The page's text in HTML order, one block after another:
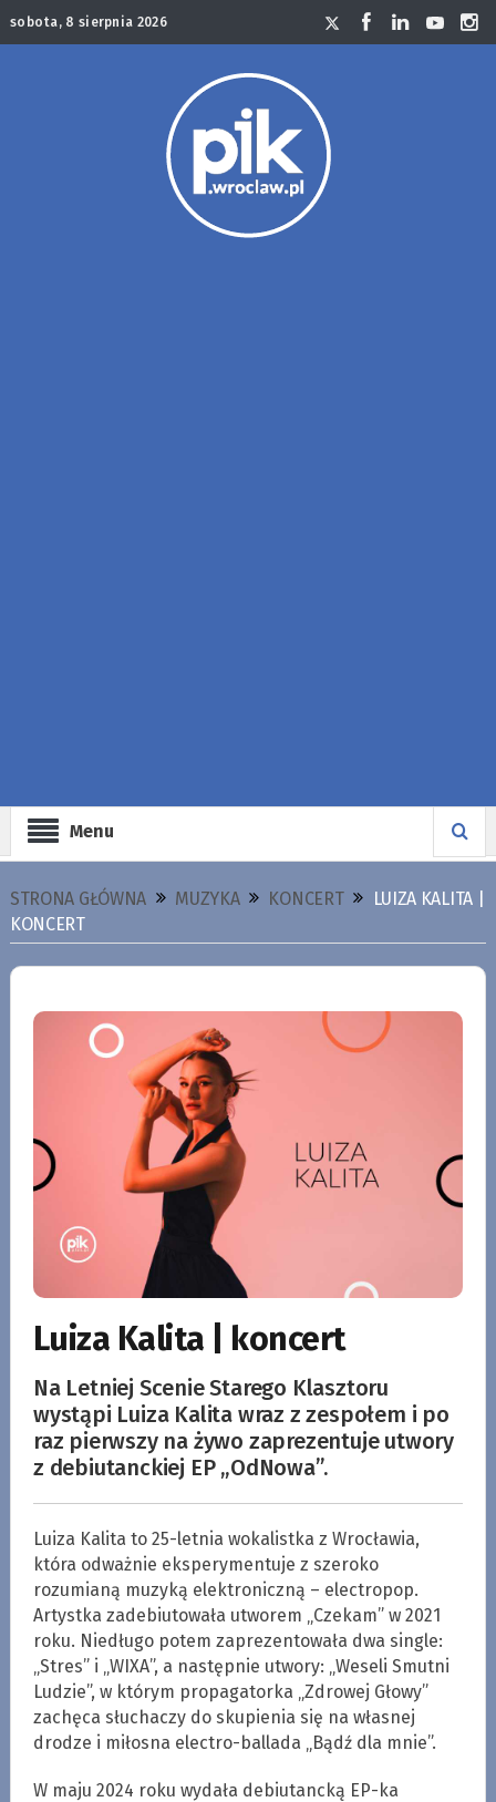
sobota, 8 sierpnia 2026
Menu
STRONA GŁÓWNA MUZYKA KONCERT
LUIZA KALITA |
KONCERT
Luiza Kalita | koncert
Na Letniej Scenie Starego Klasztoru
wystąpi Luiza Kalita wraz z zespołem i po
raz pierwszy na żywo zaprezentuje utwory
z debiutanckiej EP „OdNowa”.
Luiza Kalita to 25-letnia wokalistka z Wrocławia,
która odważnie eksperymentuje z szeroko
rozumianą muzyką elektroniczną – electropop.
Artystka zadebiutowała utworem „Czekam” w 2021
roku. Niedługo potem zaprezentowała dwa single:
„Stres” i „WIXA”, a następnie utwory: „Weseli Smutni
Ludzie”, w którym propagatorka „Zdrowej Głowy”
zachęca słuchaczy do skupienia się na własnej
drodze i miłosna electro-ballada „Bądź dla mnie”.
W maju 2024 roku wydała debiutancką EP-ka